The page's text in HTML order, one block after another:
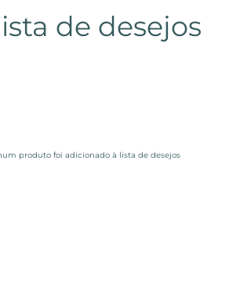
de desejos
produto foi adicionado à lista de desejos